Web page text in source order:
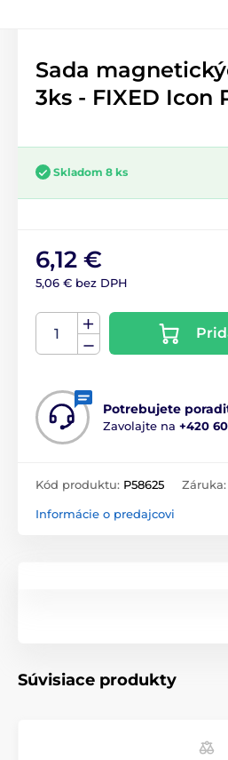
Sada
3ks - FIXED Icon
Skladom 8 ks
6,12 €
5,06 € bez DPH
Potrebujete
Zavolajte na +420
Kód produktu: P58625 Záruka:
Informácie o predajcovi
Súvisiace produkty